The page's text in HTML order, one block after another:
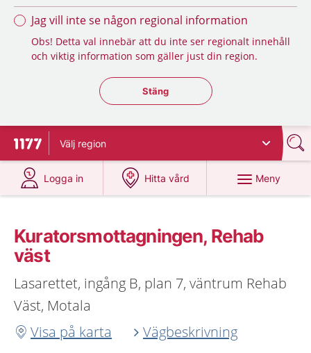
Jag vill inte se någon regional information
Obs! Detta val innebär att du inte ser regionalt innehåll
och viktig information som gäller just din region.
Stäng regionsväljaren
Stäng
Till startsidan för 1177
Välj region
Logga in
på 1177.se
Hitta vård
på 1177.se
Meny
Kuratorsmottagningen, Rehab
väst
Lasarettet, ingång B, plan 7, väntrum Rehab
Väst, Motala
Visa på karta
Vägbeskrivning